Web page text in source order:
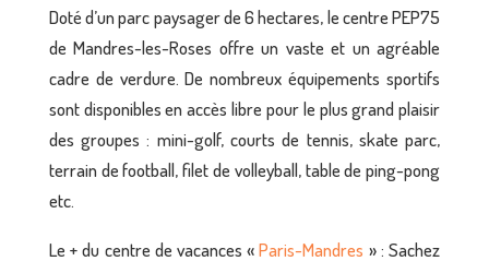
Doté d’un parc paysager de 6 hectares, le centre PEP75
de Mandres-les-Roses offre un vaste et un agréable
cadre de verdure. De nombreux équipements sportifs
sont disponibles en accès libre pour le plus grand plaisir
des groupes : mini-golf, courts de tennis, skate parc,
terrain de football, filet de volleyball, table de ping-pong
etc.
Le + du centre de vacances «Paris-Mandres » : Sachez